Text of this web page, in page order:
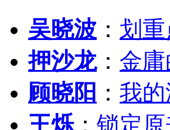
吴晓波 ： 划
押沙龙： 金
顾晓阳 ： 我的
王烁： 锁定